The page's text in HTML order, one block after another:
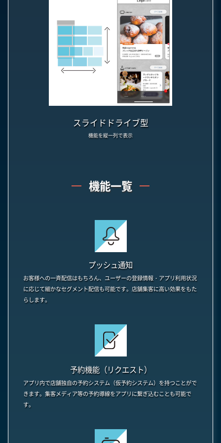
スライドドライブ型
機能を縦一列で表示
機能一覧
プッシュ通知
お客様への一斉配信はもちろん、ユーザーの登録情報・アプリ利用状況
に応じて細かなセグメント配信も可能です。店舗集客に高い効果をもた
らします。
予約機能（リクエスト）
アプリ内で店舗独自の予約システム（仮予約システム）を持つことがで
きます。集客メディア等の予約導線をアプリに繋ぎ込むことも可能で
す。